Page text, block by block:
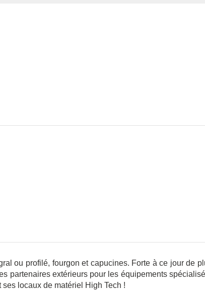
ou profilé, fourgon et capucines. Forte à ce jour de
partenaires extérieurs pour les équipements
locaux de matériel High Tech !